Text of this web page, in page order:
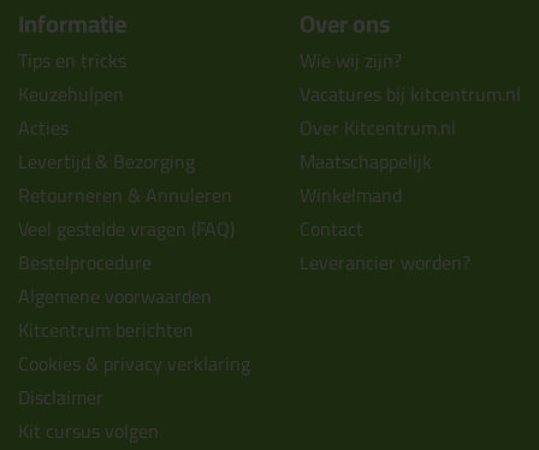
Informatie
Tips en tricks
Keuzehulpen
Acties
Levertijd & Bezorging
Retourneren & Annuleren
Veel gestelde vragen (FAQ)
Bestelprocedure
Algemene voorwaarden
Kitcentrum berichten
Cookies & privacy verklaring
Disclaimer
Kit cursus volgen
Over ons
Wie wij zijn?
Vacatures bij kitcentrum.nl
Over Kitcentrum.nl
Maatschappelijk
Winkelmand
Contact
Leverancier worden?